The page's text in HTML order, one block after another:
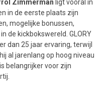
Zimmerman ligt vooral in
in de eerste plaats zijn
mogelijke bonussen,
de kickbokswereld. GLORY
dan 25 jaar ervaring, terwijl
al jarenlang op hoog niveau
belangrijker voor zijn